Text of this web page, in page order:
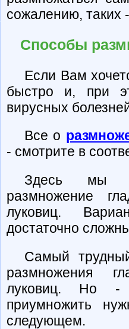
сожалению, таких
Способы
Если Вам
быстро и, при
вирусных
Все о
- смотрите в
Здесь мы
размножение
луковиц.
достаточно
Самый
размножения
луковиц. Но -
приумножить
следующем.